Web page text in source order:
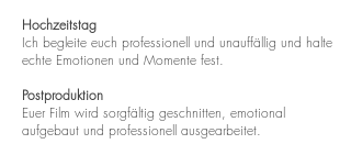
Hochzeitstag
Ich begleite euch professionell und unauffällig und halte
echte Emotionen und Momente fest.
Postproduktion
Euer Film wird sorgfältig geschnitten, emotional
aufgebaut und professionell ausgearbeitet.